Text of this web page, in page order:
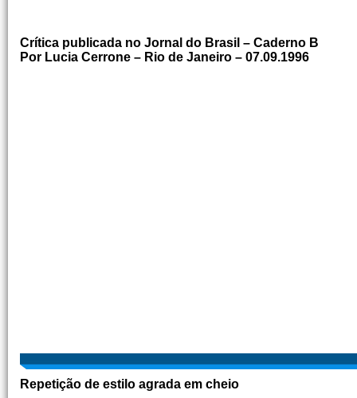
Crítica publicada no Jornal do Brasil – Caderno B
Por Lucia Cerrone – Rio de Janeiro – 07.09.1996
Repetição de estilo agrada em cheio